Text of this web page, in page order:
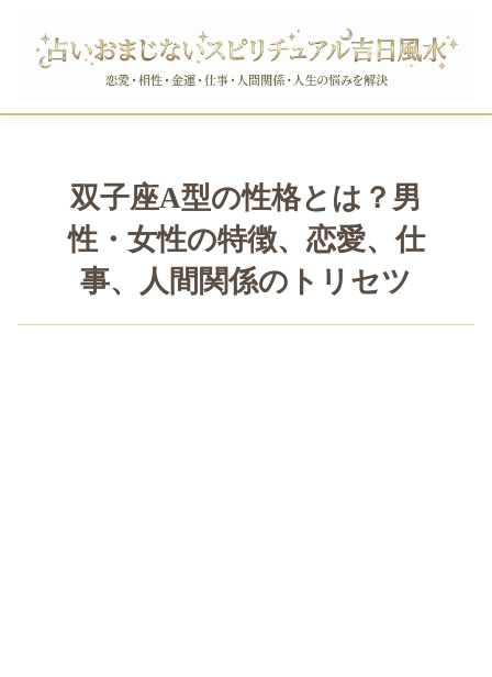
双子座A型の性格とは？男
性・女性の特徴、恋愛、仕
事、人間関係のトリセツ